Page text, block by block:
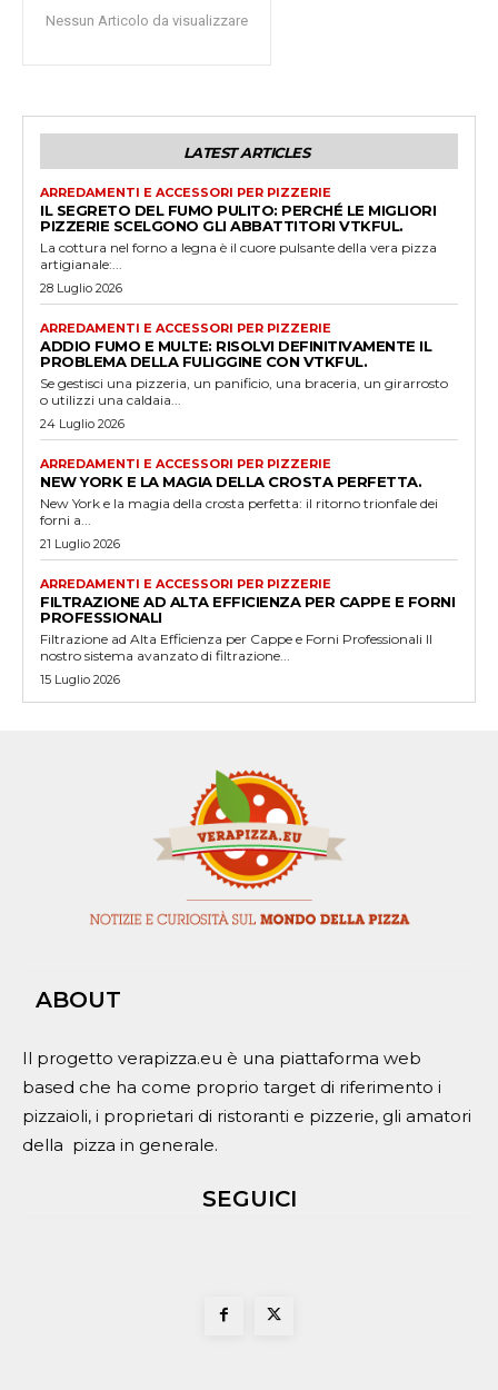
Nessun Articolo da visualizzare
LATEST ARTICLES
ARREDAMENTI E ACCESSORI PER PIZZERIE
IL SEGRETO DEL FUMO PULITO: PERCHÉ LE MIGLIORI
PIZZERIE SCELGONO GLI ABBATTITORI VTKFUL.
La cottura nel forno a legna è il cuore pulsante della vera pizza
artigianale:...
28 Luglio 2026
ARREDAMENTI E ACCESSORI PER PIZZERIE
ADDIO FUMO E MULTE: RISOLVI DEFINITIVAMENTE IL
PROBLEMA DELLA FULIGGINE CON VTKFUL.
Se gestisci una pizzeria, un panificio, una braceria, un girarrosto
o utilizzi una caldaia...
24 Luglio 2026
ARREDAMENTI E ACCESSORI PER PIZZERIE
NEW YORK E LA MAGIA DELLA CROSTA PERFETTA.
New York e la magia della crosta perfetta: il ritorno trionfale dei
forni a...
21 Luglio 2026
ARREDAMENTI E ACCESSORI PER PIZZERIE
FILTRAZIONE AD ALTA EFFICIENZA PER CAPPE E FORNI
PROFESSIONALI
Filtrazione ad Alta Efficienza per Cappe e Forni Professionali Il
nostro sistema avanzato di filtrazione...
15 Luglio 2026
ABOUT
Il progetto verapizza.eu è una piattaforma web
based che ha come proprio target di riferimento i
pizzaioli, i proprietari di ristoranti e pizzerie, gli amatori
della pizza in generale.
SEGUICI